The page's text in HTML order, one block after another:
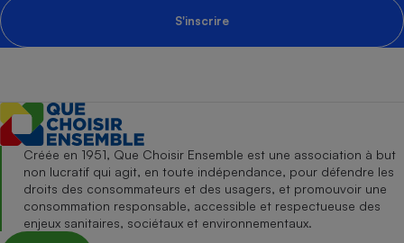
S'inscrire
Créée en 1951, Que Choisir Ensemble est une association à but
non lucratif qui agit, en toute indépendance, pour défendre les
droits des consommateurs et des usagers, et promouvoir une
consommation responsable, accessible et respectueuse des
enjeux sanitaires, sociétaux et environnementaux.